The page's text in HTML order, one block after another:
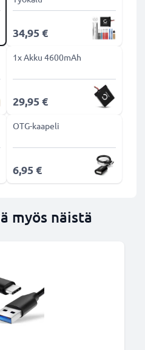
34,95 €
1x Akku 4600mAh
29,95 €
OTG-kaapeli
6,95 €
myös näistä